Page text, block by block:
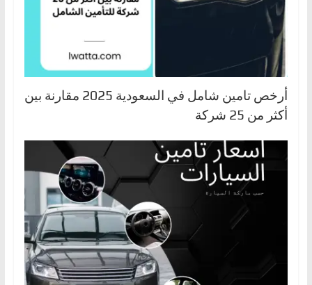
أرخص تامين شامل في السعودية 2025 مقارنة بين
أكثر من 25 شركة